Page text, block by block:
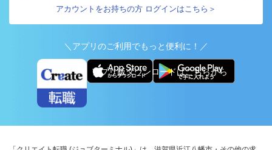
アカウントをお持ちの方 ログインはこちら＞
＼アプリのご利用でもっと便利に！／
アプリ版ダウンロードはこちらから